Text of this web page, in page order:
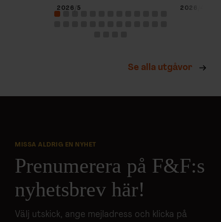
2026/5 2026/4
Se alla utgåvor
MISSA ALDRIG EN NYHET
Prenumerera på F&F:s
nyhetsbrev här!
Välj utskick, ange mejladress och klicka på